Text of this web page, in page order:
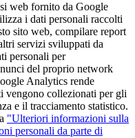
web fornito da Google
i dati personali raccolti
sito web, compilare report
servizi sviluppati da
personali per
del proprio network
Analytics rende
vengono collezionati per gli
e il tracciamento statistico.
"Ulteriori informazioni sulla
personali da parte di